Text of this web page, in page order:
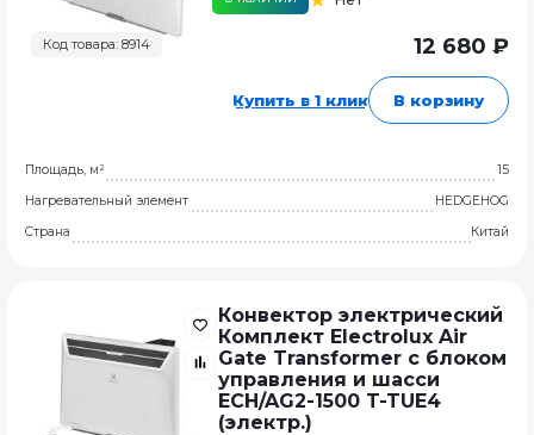
Код товара: 8914 12 680 ₽
Купить в 1 клик В корзину
Площадь, м²
15
Нагревательный элемент
HEDGEHOG
Страна
Китай
Конвектор электрический
Комплект Electrolux Air
Gate Transformer с блоком
управления и шасси
ECH/AG2-1500 T-TUE4
(электр.)